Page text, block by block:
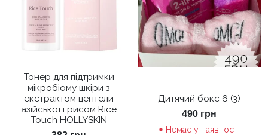
Тонер для підтримки
мікробіому шкіри з
екстрактом центели
азійської і рисом Rice
Touch HOLLYSKIN
Дитячий бокс 6 (3)
490 грн
Немає у наявності